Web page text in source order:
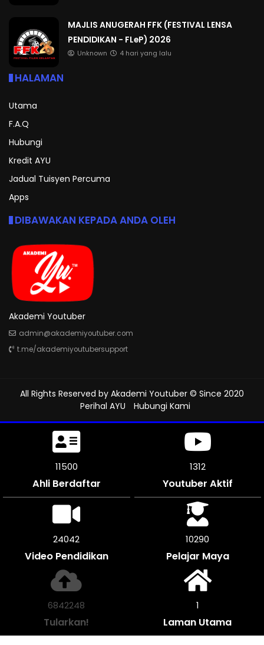
MAJLIS ANUGERAH FFK (FESTIVAL LENSA
PENDIDIKAN - FLeP) 2026
Unknown 4 hari yang lalu
HALAMAN
Utama
F.A.Q
Hubungi
Kredit AYU
Jadual Tuisyen Percuma
Apps
DIBAWAKAN KEPADA ANDA OLEH
Akademi Youtuber
admin@akademiyoutuber.com
t.me/akademiyoutubersupport
All Rights Reserved by Akademi Youtuber © Since 2020
Perihal AYU
Hubungi Kami
11500
Ahli Berdaftar
1312
Youtuber Aktif
25182
Video Pendidikan
10290
Pelajar Maya
7166768
Tularkan!
1
Laman Utama